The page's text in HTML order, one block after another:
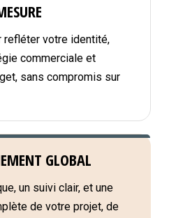
refléter votre identité,
commerciale et
sans compromis sur
GLOBAL
un suivi clair, et une
de votre projet, de